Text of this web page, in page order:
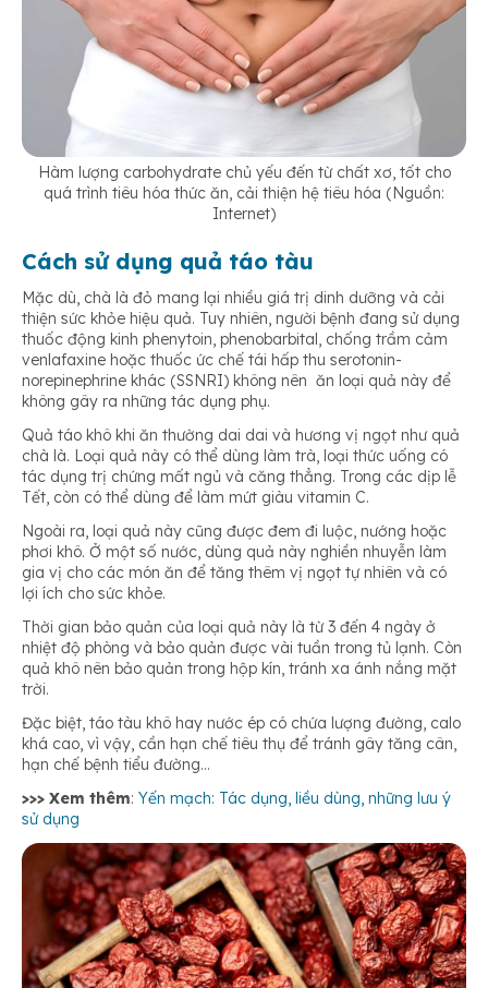
Hàm lượng carbohydrate chủ yếu đến từ chất xơ, tốt cho
quá trình tiêu hóa thức ăn, cải thiện hệ tiêu hóa (Nguồn:
Internet)
Cách sử dụng quả táo tàu
Mặc dù, chà là đỏ mang lại nhiều giá trị dinh dưỡng và cải
thiện sức khỏe hiệu quả. Tuy nhiên, người bệnh đang sử dụng
thuốc động kinh phenytoin, phenobarbital, chống trầm cảm
venlafaxine hoặc thuốc ức chế tái hấp thu serotonin-
norepinephrine khác (SSNRI) không nên ăn loại quả này để
không gây ra những tác dụng phụ.
Quả táo khô khi ăn thường dai dai và hương vị ngọt như quả
chà là. Loại quả này có thể dùng làm trà, loại thức uống có
tác dụng trị chứng mất ngủ và căng thẳng. Trong các dịp lễ
Tết, còn có thể dùng để làm mứt giàu vitamin C.
Ngoài ra, loại quả này cũng được đem đi luộc, nướng hoặc
phơi khô. Ở một số nước, dùng quả này nghiền nhuyễn làm
gia vị cho các món ăn để tăng thêm vị ngọt tự nhiên và có
lợi ích cho sức khỏe.
Thời gian bảo quản của loại quả này là từ 3 đến 4 ngày ở
nhiệt độ phòng và bảo quản được vài tuần trong tủ lạnh. Còn
quả khô nên bảo quản trong hộp kín, tránh xa ánh nắng mặt
trời.
Đặc biệt, táo tàu khô hay nước ép có chứa lượng đường, calo
khá cao, vì vậy, cần hạn chế tiêu thụ để tránh gây tăng cân,
hạn chế bệnh tiểu đường…
>>> Xem thêm: Yến mạch: Tác dụng, liều dùng, những lưu ý
sử dụng